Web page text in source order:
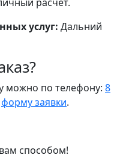
услуг: Дальний
можно по телефону: 8
форму заявки.
способом!